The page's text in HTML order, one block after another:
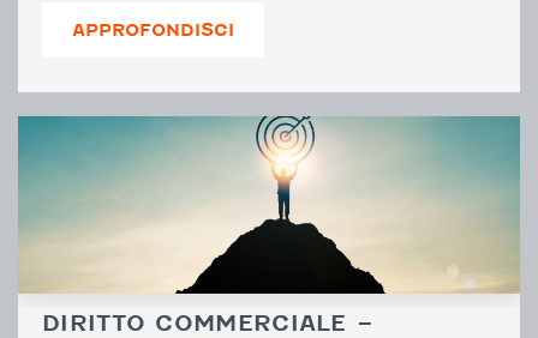
APPROFONDISCI
DIRITTO COMMERCIALE –